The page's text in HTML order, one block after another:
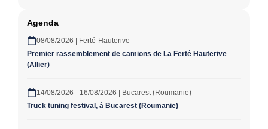
Agenda
08/08/2026 | Ferté-Hauterive
Premier rassemblement de camions de La Ferté Hauterive
(Allier)
14/08/2026 - 16/08/2026 | Bucarest (Roumanie)
Truck tuning festival, à Bucarest (Roumanie)